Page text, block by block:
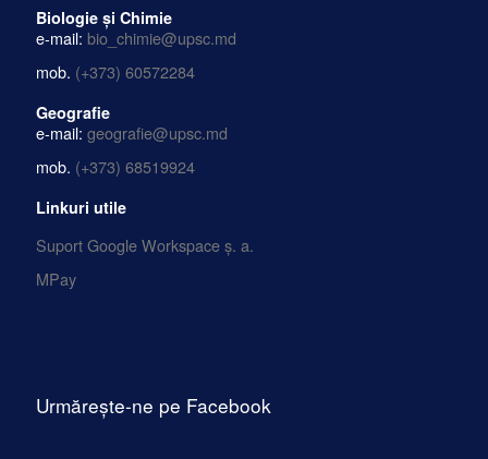
Biologie și Chimie
e-mail: bio_chimie@upsc.md
mob. (+373) 60572284
Geografie
e-mail: geografie@upsc.md
mob. (+373) 68519924
Linkuri utile
Suport Google Workspace ș. a.
MPay
Urmărește-ne pe Facebook